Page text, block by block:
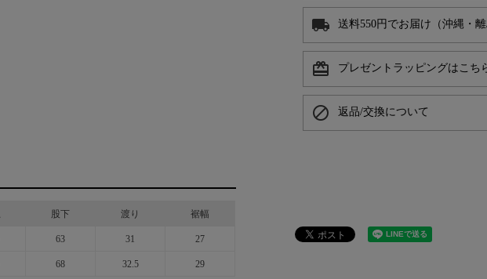
股下 渡り 裾幅
63 31 27
68 32.5 29
local_shipping 送料550円でお届け（沖縄・離
card_giftcard プレゼントラッピングはこち
block 返品/交換について